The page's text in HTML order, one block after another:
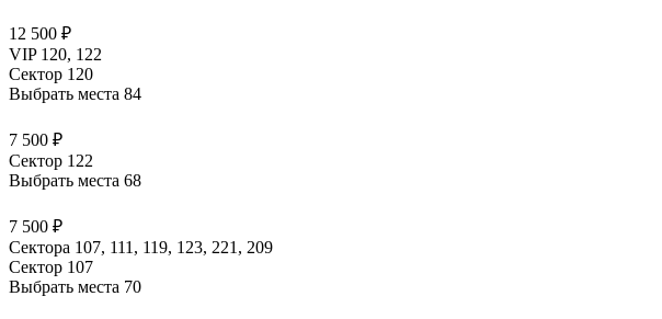
12 500 ₽
VIP 120, 122
Сектор 120
Выбрать места 84
7 500 ₽
Сектор 122
Выбрать места 68
7 500 ₽
Сектора 107, 111, 119, 123, 221, 209
Сектор 107
Выбрать места 70